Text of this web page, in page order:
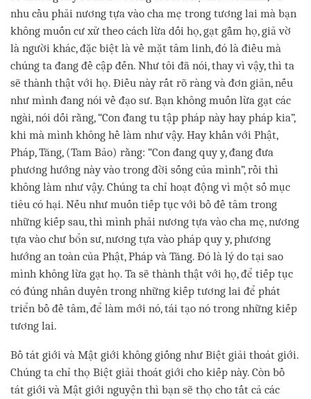
nhu cầu phải nương tựa vào cha mẹ trong tương lai mà bạn
không muốn cư xử theo cách lừa dối họ, gạt gẫm họ, giả vờ
là người khác, đặc biệt là về mặt tâm linh, đó là điều mà
chúng ta đang đề cập đến. Như tôi đã nói, thay vì vậy, thì ta
sẽ thành thật với họ. Điều này rất rõ ràng và đơn giản, nếu
như mình đang nói về đạo sư. Bạn không muốn lừa gạt các
ngài, nói dối rằng, “Con đang tu tập pháp này hay pháp kia”,
khi mà mình không hề làm như vậy. Hay khấn với Phật,
Pháp, Tăng, (Tam Bảo) rằng: “Con đang quy y, đang đưa
phương hướng này vào trong đời sống của mình”, rồi thì
không làm như vậy. Chúng ta chỉ hoạt động vì một số mục
tiêu có hại. Nếu như muốn tiếp tục với bồ đề tâm trong
những kiếp sau, thì mình phải nương tựa vào cha mẹ, nương
tựa vào chư bổn sư, nương tựa vào pháp quy y, phương
hướng an toàn của Phật, Pháp và Tăng. Đó là lý do tại sao
mình không lừa gạt họ. Ta sẽ thành thật với họ, để tiếp tục
có đúng nhân duyên trong những kiếp tương lai để phát
triển bồ đề tâm, để làm mới nó, tái tạo nó trong những kiếp
tương lai.
Bồ tát giới và Mật giới không giống như Biệt giải thoát giới.
Chúng ta chỉ thọ Biệt giải thoát giới cho kiếp này. Còn bồ
tát giới và Mật giới nguyện thì bạn sẽ thọ cho tất cả các